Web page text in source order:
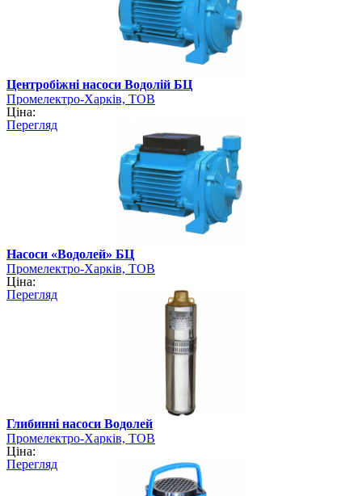
Центробіжні насоси Водолій БЦ
Промелектро-Харків, ТОВ
Ціна:
Перегляд
Насоси «Водолей» БЦ
Промелектро-Харків, ТОВ
Ціна:
Перегляд
Глибинні насоси Водолей
Промелектро-Харків, ТОВ
Ціна:
Перегляд